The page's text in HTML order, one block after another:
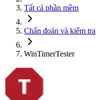
Tất cả phần mềm
Chẩn đoán và kiểm tra
WinTimerTester